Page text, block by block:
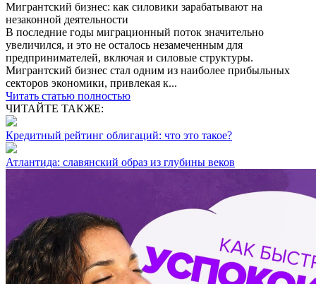
Мигрантский бизнес: как силовики зарабатывают на
незаконной деятельности
В последние годы миграционный поток значительно
увеличился, и это не осталось незамеченным для
предпринимателей, включая и силовые структуры.
Мигрантский бизнес стал одним из наиболее прибыльных
секторов экономики, привлекая к...
Читать статью полностью
ЧИТАЙТЕ ТАКЖЕ:
Кредитный рейтинг облигаций: что это такое?
Атлантида: славянский образ из глубины веков